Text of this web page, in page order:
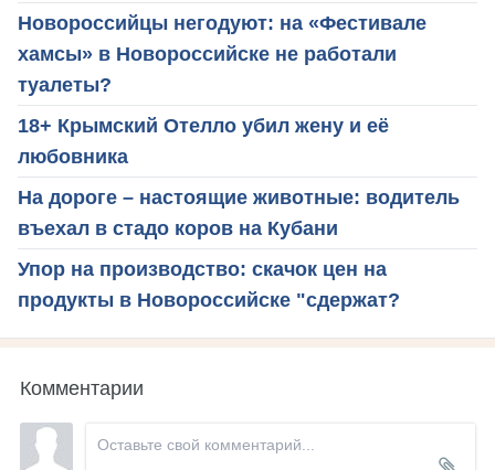
Новороссийцы негодуют: на «Фестивале
хамсы» в Новороссийске не работали
туалеты?
18+ Крымский Отелло убил жену и её
любовника
На дороге – настоящие животные: водитель
въехал в стадо коров на Кубани
Упор на производство: скачок цен на
продукты в Новороссийске "сдержат?
Комментарии